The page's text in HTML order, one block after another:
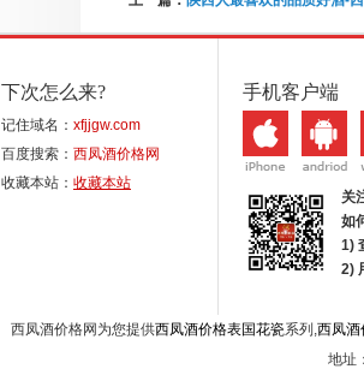
下次怎么来?
记住域名： xfjjgw.com
百度搜索： 西凤酒价格网
收藏本站： 收藏本站
手机客户端
关
如
1)
2)
西凤酒价格网为您提供西凤酒价格表国花瓷系列,西凤酒
地址